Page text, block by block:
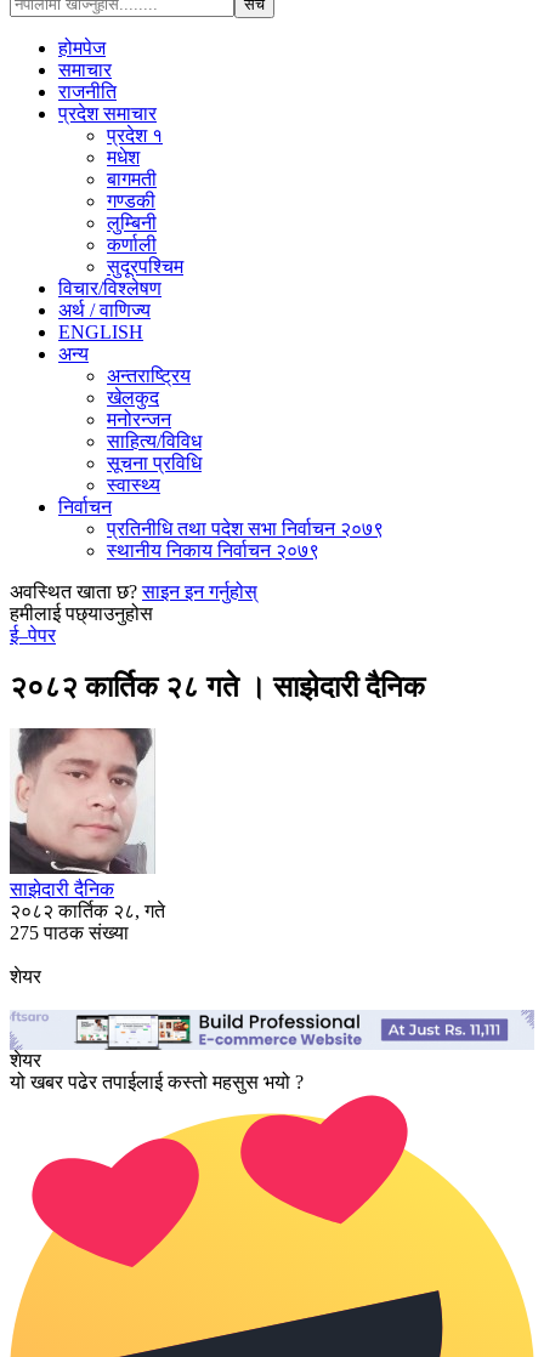
होमपेज
समाचार
राजनीति
प्रदेश समाचार
प्रदेश १
मधेश
बागमती
गण्डकी
लुम्बिनी
कर्णाली
सुदूरपश्चिम
विचार/विश्‍लेषण
अर्थ / वाणिज्य
ENGLISH
अन्य
अन्तराष्ट्रिय
खेलकुद
मनोरन्जन
साहित्य/विविध
सूचना प्रविधि
स्वास्थ्य
निर्वाचन
प्रतिनीधि तथा पदेश सभा निर्वाचन २०७९
स्थानीय निकाय निर्वाचन २०७९
अवस्थित खाता छ? साइन इन गर्नुहोस्
हमीलाई पछ्याउनुहोस
ई–पेपर
२०८२ कार्तिक २८ गते । साझेदारी दैनिक
साझेदारी दैनिक
२०८२ कार्तिक २८, गते
275 पाठक संख्या
शेयर
शेयर
यो खबर पढेर तपाईलाई कस्तो महसुस भयो ?